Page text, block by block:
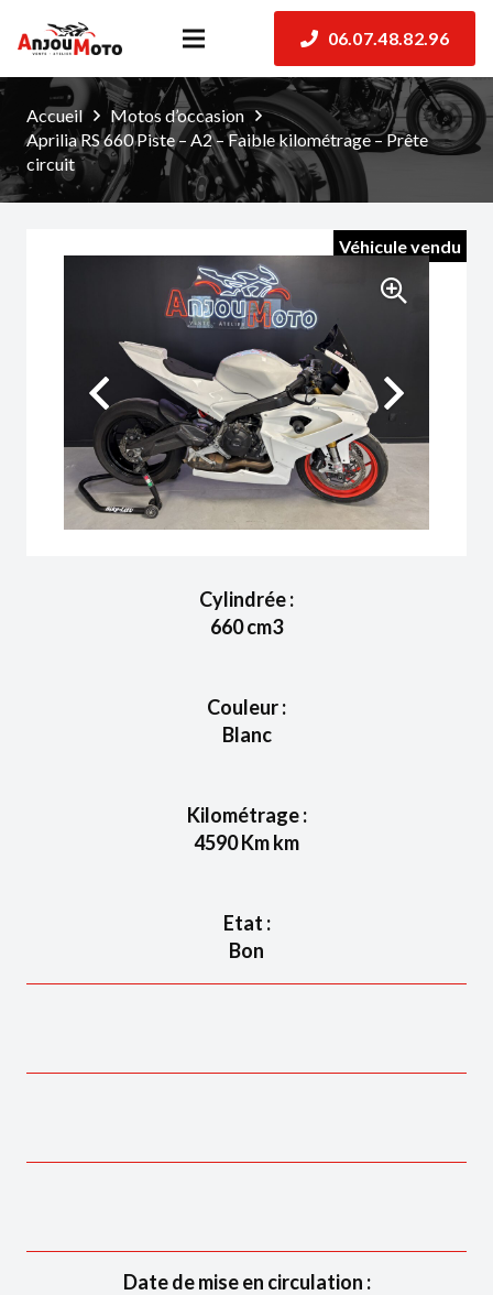
06.07.48.82.96
Accueil
Motos d’occasion
Aprilia RS 660 Piste – A2 – Faible kilométrage – Prête
circuit
Véhicule vendu
Cylindrée :
660cm3
Couleur :
Blanc
Kilométrage :
4590 Kmkm
Etat :
Bon
Date de mise en circulation :